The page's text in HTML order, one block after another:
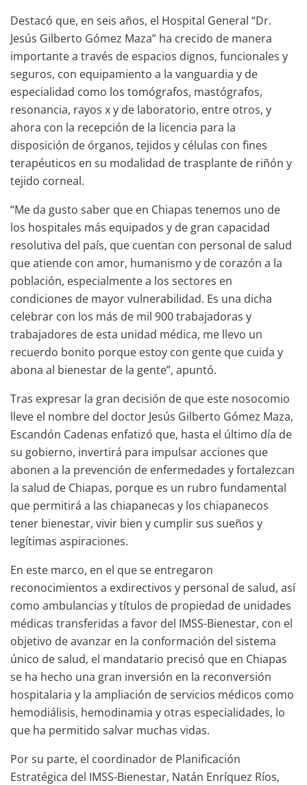
Destacó que, en seis años, el Hospital General “Dr.
Jesús Gilberto Gómez Maza” ha crecido de manera
importante a través de espacios dignos, funcionales y
seguros, con equipamiento a la vanguardia y de
especialidad como los tomógrafos, mastógrafos,
resonancia, rayos x y de laboratorio, entre otros, y
ahora con la recepción de la licencia para la
disposición de órganos, tejidos y células con fines
terapéuticos en su modalidad de trasplante de riñón y
tejido corneal.
“Me da gusto saber que en Chiapas tenemos uno de
los hospitales más equipados y de gran capacidad
resolutiva del país, que cuentan con personal de salud
que atiende con amor, humanismo y de corazón a la
población, especialmente a los sectores en
condiciones de mayor vulnerabilidad. Es una dicha
celebrar con los más de mil 900 trabajadoras y
trabajadores de esta unidad médica, me llevo un
recuerdo bonito porque estoy con gente que cuida y
abona al bienestar de la gente”, apuntó.
Tras expresar la gran decisión de que este nosocomio
lleve el nombre del doctor Jesús Gilberto Gómez Maza,
Escandón Cadenas enfatizó que, hasta el último día de
su gobierno, invertirá para impulsar acciones que
abonen a la prevención de enfermedades y fortalezcan
la salud de Chiapas, porque es un rubro fundamental
que permitirá a las chiapanecas y los chiapanecos
tener bienestar, vivir bien y cumplir sus sueños y
legítimas aspiraciones.
En este marco, en el que se entregaron
reconocimientos a exdirectivos y personal de salud, así
como ambulancias y títulos de propiedad de unidades
médicas transferidas a favor del IMSS-Bienestar, con el
objetivo de avanzar en la conformación del sistema
único de salud, el mandatario precisó que en Chiapas
se ha hecho una gran inversión en la reconversión
hospitalaria y la ampliación de servicios médicos como
hemodiálisis, hemodinamia y otras especialidades, lo
que ha permitido salvar muchas vidas.
Por su parte, el coordinador de Planificación
Estratégica del IMSS-Bienestar, Natán Enríquez Ríos,